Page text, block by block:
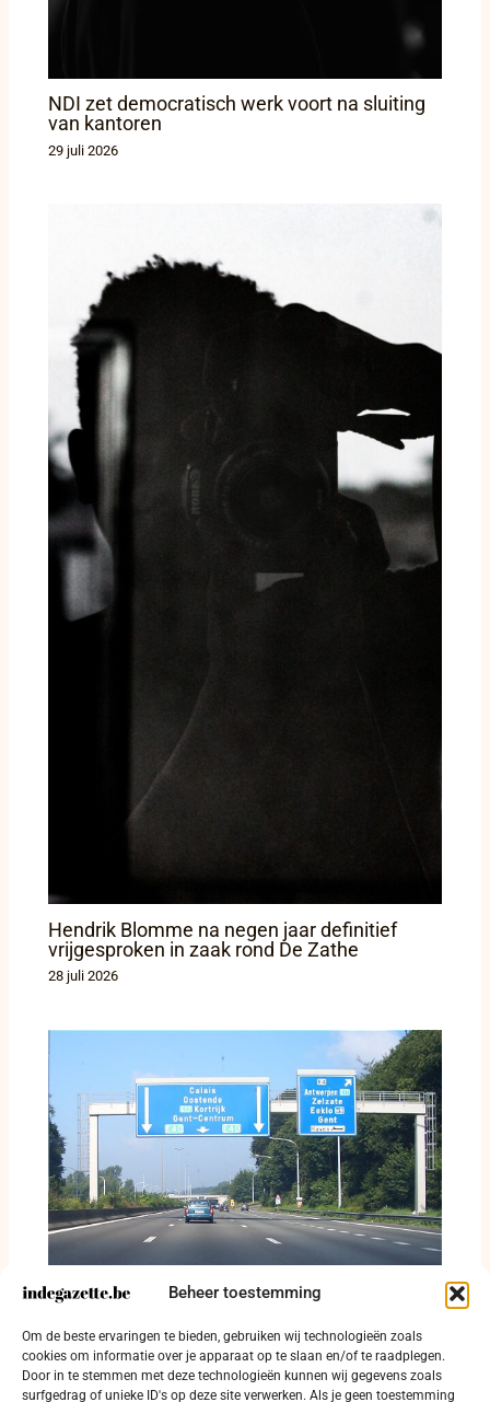
Beheer toestemming
Om de beste ervaringen te bieden, gebruiken wij technologieën zoals
cookies om informatie over je apparaat op te slaan en/of te raadplegen.
Door in te stemmen met deze technologieën kunnen wij gegevens zoals
surfgedrag of unieke ID's op deze site verwerken. Als je geen toestemming
NDI zet democratisch werk voort na sluiting
van kantoren
29 juli 2026
Hendrik Blomme na negen jaar definitief
vrijgesproken in zaak rond De Zathe
28 juli 2026
Camionette rijdt in op vrachtwagen op de R4
rond Gent
21 juli 2026